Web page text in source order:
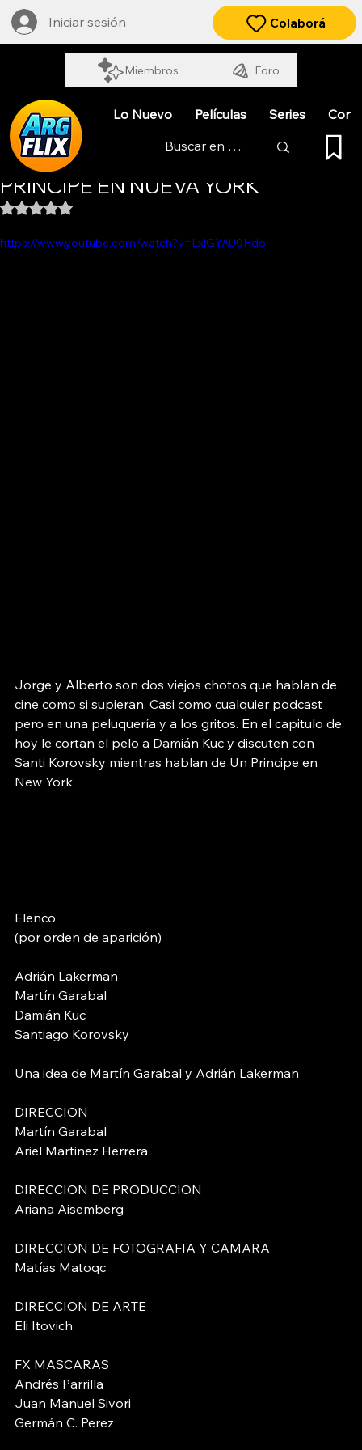
Iniciar sesión
Miembros Foro
Colaborá
Lo Nuevo Películas Series
JORGE Y ALBERTO COIFFEUR - UN
PRINCIPE EN NUEVA YORK
Obtuvo NaN de 5 estrellas.
https://www.youtube.com/watch?v=LxlGYAU0Hdo
Jorge y Alberto son dos viejos chotos que hablan de
cine como si supieran. Casi como cualquier podcast
pero en una peluquería y a los gritos. En el capitulo de
hoy le cortan el pelo a Damián Kuc y discuten con
Santi Korovsky mientras hablan de Un Principe en
New York.
Elenco
(por orden de aparición)
Adrián Lakerman
Martín Garabal
Damián Kuc
Santiago Korovsky
Una idea de Martín Garabal y Adrián Lakerman
DIRECCION
Martín Garabal
Ariel Martinez Herrera
DIRECCION DE PRODUCCION
Ariana Aisemberg
DIRECCION DE FOTOGRAFIA Y CAMARA
Matías Matoqc
DIRECCION DE ARTE
Eli Itovich
FX MASCARAS
Andrés Parrilla
Juan Manuel Sivori
Germán C. Perez